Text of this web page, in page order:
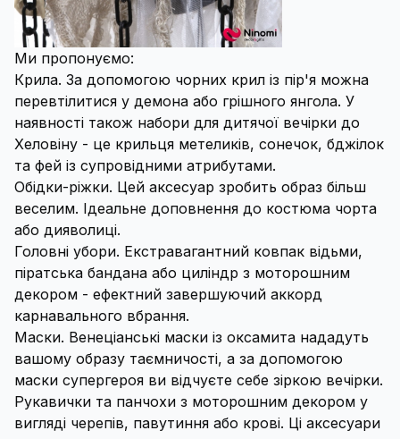
Ми пропонуємо:
Крила. За допомогою чорних крил із пір'я можна
перевтілитися у демона або грішного янгола. У
наявності також набори для дитячої вечірки до
Хеловіну - це крильця метеликів, сонечок, бджілок
та фей із супровідними атрибутами.
Обідки-ріжки. Цей аксесуар зробить образ більш
веселим. Ідеальне доповнення до костюма чорта
або дияволиці.
Головні убори. Екстравагантний ковпак відьми,
піратська бандана або циліндр з моторошним
декором - ефектний завершуючий аккорд
карнавального вбрання.
Маски. Венеціанські маски із оксамита нададуть
вашому образу таємничості, а за допомогою
маски супергероя ви відчуєте себе зіркою вечірки.
Рукавички та панчохи з моторошним декором у
вигляді черепів, павутиння або крові. Ці аксесуари